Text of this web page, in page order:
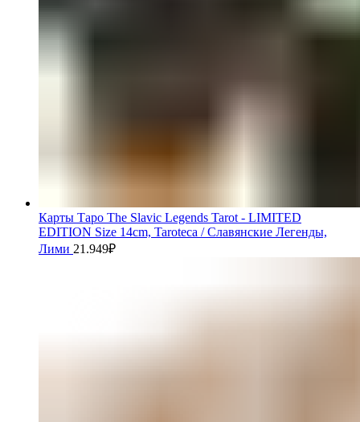
Карты Таро The Slavic Legends Tarot - LIMITED
EDITION Size 14cm, Taroteca / Славянские Легенды,
Лими 21.949₽